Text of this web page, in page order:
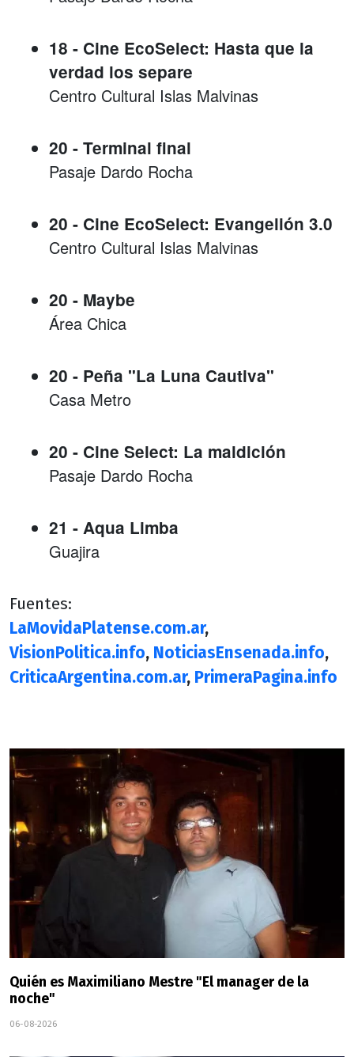
18 - Cine EcoSelect: Hasta que la
verdad los separe
Centro Cultural Islas Malvinas
20 - Terminal final
Pasaje Dardo Rocha
20 - Cine EcoSelect: Evangelión 3.0
Centro Cultural Islas Malvinas
20 - Maybe
Área Chica
20 - Peña "La Luna Cautiva"
Casa Metro
20 - Cine Select: La maldición
Pasaje Dardo Rocha
21 - Aqua Limba
Guajira
Fuentes:
LaMovidaPlatense.com.ar,
VisionPolitica.info, NoticiasEnsenada.info,
CriticaArgentina.com.ar, PrimeraPagina.info
Quién es Maximiliano Mestre "El manager de la
noche"
06-08-2026